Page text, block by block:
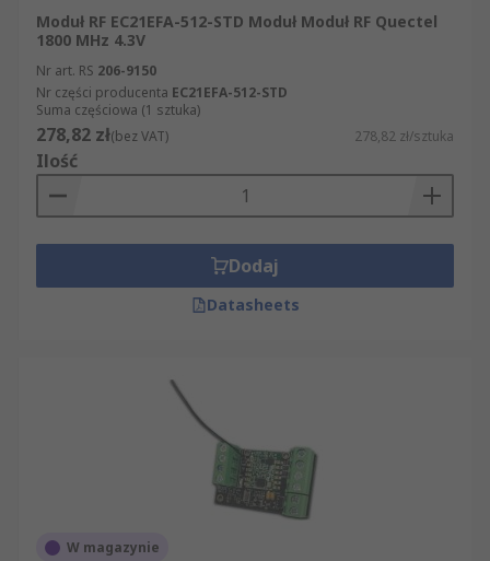
Moduł RF EC21EFA-512-STD Moduł Moduł RF Quectel
1800 MHz 4.3V
Nr art. RS 206-9150
Nr części producenta EC21EFA-512-STD
Suma częściowa (1 sztuka)
278,82 zł(bez VAT) 278,82 zł/sztuka
Ilość
Dodaj
Datasheets
W magazynie